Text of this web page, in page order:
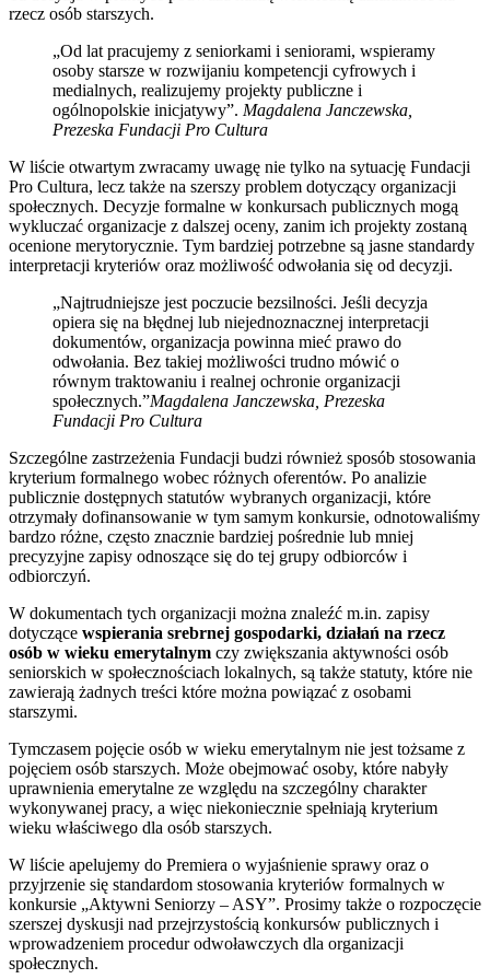
rzecz osób starszych.
„Od lat pracujemy z seniorkami i seniorami, wspieramy
osoby starsze w rozwijaniu kompetencji cyfrowych i
medialnych, realizujemy projekty publiczne i
ogólnopolskie inicjatywy”. Magdalena Janczewska,
Prezeska Fundacji Pro Cultura
W liście otwartym zwracamy uwagę nie tylko na sytuację Fundacji
Pro Cultura, lecz także na szerszy problem dotyczący organizacji
społecznych. Decyzje formalne w konkursach publicznych mogą
wykluczać organizacje z dalszej oceny, zanim ich projekty zostaną
ocenione merytorycznie. Tym bardziej potrzebne są jasne standardy
interpretacji kryteriów oraz możliwość odwołania się od decyzji.
„Najtrudniejsze jest poczucie bezsilności. Jeśli decyzja
opiera się na błędnej lub niejednoznacznej interpretacji
dokumentów, organizacja powinna mieć prawo do
odwołania. Bez takiej możliwości trudno mówić o
równym traktowaniu i realnej ochronie organizacji
społecznych.”Magdalena Janczewska, Prezeska
Fundacji Pro Cultura
Szczególne zastrzeżenia Fundacji budzi również sposób stosowania
kryterium formalnego wobec różnych oferentów. Po analizie
publicznie dostępnych statutów wybranych organizacji, które
otrzymały dofinansowanie w tym samym konkursie, odnotowaliśmy
bardzo różne, często znacznie bardziej pośrednie lub mniej
precyzyjne zapisy odnoszące się do tej grupy odbiorców i
odbiorczyń.
W dokumentach tych organizacji można znaleźć m.in. zapisy
dotyczące wspierania srebrnej gospodarki, działań na rzecz
osób w wieku emerytalnym czy zwiększania aktywności osób
seniorskich w społecznościach lokalnych, są także statuty, które nie
zawierają żadnych treści które można powiązać z osobami
starszymi.
Tymczasem pojęcie osób w wieku emerytalnym nie jest tożsame z
pojęciem osób starszych. Może obejmować osoby, które nabyły
uprawnienia emerytalne ze względu na szczególny charakter
wykonywanej pracy, a więc niekoniecznie spełniają kryterium
wieku właściwego dla osób starszych.
W liście apelujemy do Premiera o wyjaśnienie sprawy oraz o
przyjrzenie się standardom stosowania kryteriów formalnych w
konkursie „Aktywni Seniorzy – ASY”. Prosimy także o rozpoczęcie
szerszej dyskusji nad przejrzystością konkursów publicznych i
wprowadzeniem procedur odwoławczych dla organizacji
społecznych.